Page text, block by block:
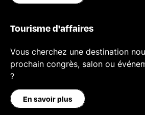
Tourisme d'affaires
Vous cherchez une destination
prochain congrès, salon ou
?
En savoir plus